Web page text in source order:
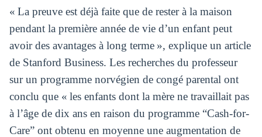
« La preuve est déjà faite que de rester à la maison
pendant la première année de vie d’un enfant peut
avoir des avantages à long terme », explique un article
de Stanford Business. Les recherches du professeur
sur un programme norvégien de congé parental ont
conclu que « les enfants dont la mère ne travaillait pas
à l’âge de dix ans en raison du programme “Cash-for-
Care” ont obtenu en moyenne une augmentation de